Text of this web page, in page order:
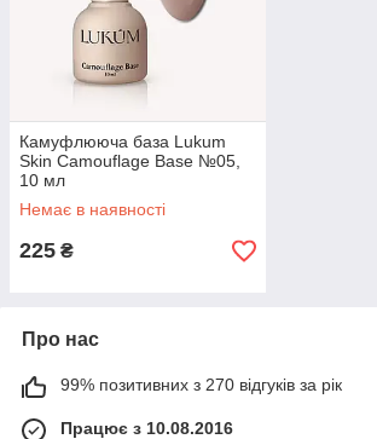
Камуфлююча база Lukum
Skin Camouflage Base №05,
10 мл
Немає в наявності
225 ₴
Про нас
99% позитивних з 270 відгуків за рік
Працює з 10.08.2016